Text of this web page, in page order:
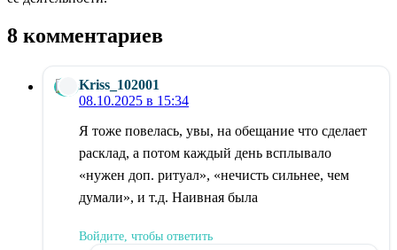
8 комментариев
Kriss_102001
08.10.2025 в 15:34
Я тоже повелась, увы, на обещание что сделает
расклад, а потом каждый день всплывало
«нужен доп. ритуал», «нечисть сильнее, чем
думали», и т.д. Наивная была
Войдите, чтобы ответить